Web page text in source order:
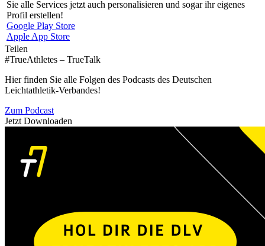
Sie alle Services jetzt auch personalisieren und sogar ihr eigenes
Profil erstellen!
Google Play Store
Apple App Store
Teilen
#TrueAthletes – TrueTalk
Hier finden Sie alle Folgen des Podcasts des Deutschen
Leichtathletik-Verbandes!
Zum Podcast
Jetzt Downloaden